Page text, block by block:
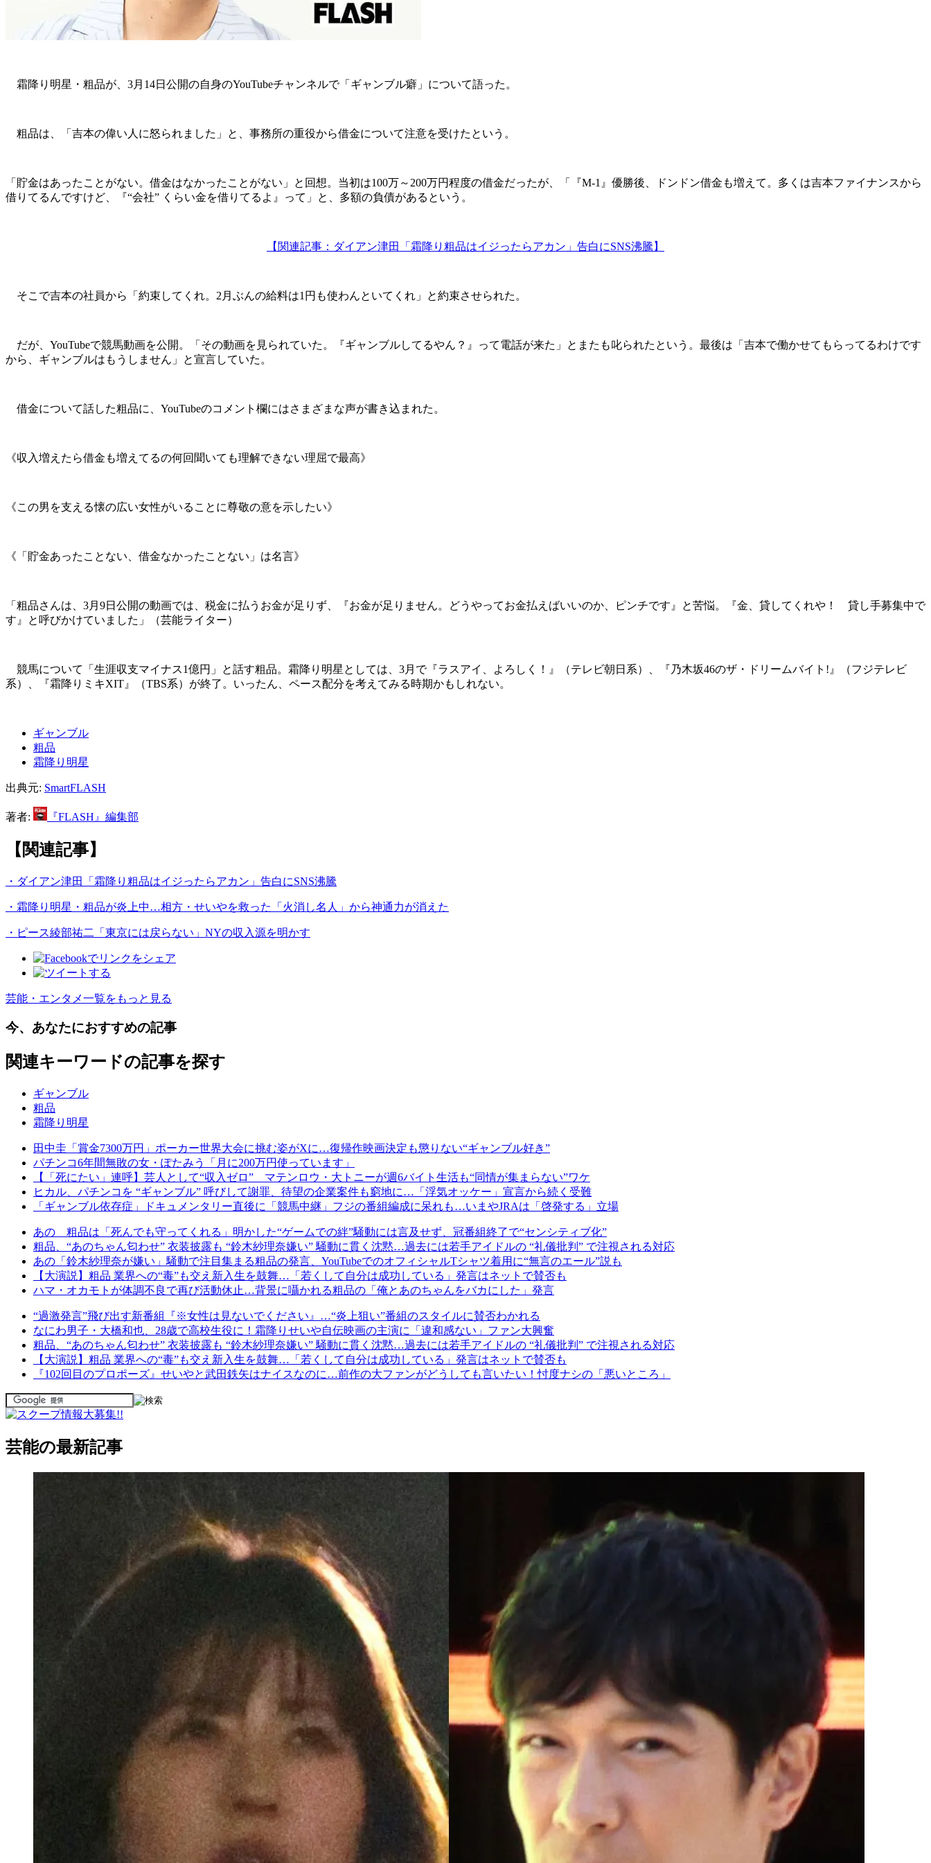
霜降り明星・粗品が、3月14日公開の自身のYouTubeチャンネルで「ギャンブル癖」について語った。
粗品は、「吉本の偉い人に怒られました」と、事務所の重役から借金について注意を受けたという。
「貯金はあったことがない。借金はなかったことがない」と回想。当初は100万～200万円程度の借金だったが、「『M-1』優勝後、ドンドン借金も増えて。多くは吉本ファイナンスから
借りてるんですけど、『“会社” くらい金を借りてるよ』って」と、多額の負債があるという。
【関連記事：ダイアン津田「霜降り粗品はイジったらアカン」告白にSNS沸騰】
そこで吉本の社員から「約束してくれ。2月ぶんの給料は1円も使わんといてくれ」と約束させられた。
だが、YouTubeで競馬動画を公開。「その動画を見られていた。『ギャンブルしてるやん？』って電話が来た」とまたも叱られたという。最後は「吉本で働かせてもらってるわけです
から、ギャンブルはもうしません」と宣言していた。
借金について話した粗品に、YouTubeのコメント欄にはさまざまな声が書き込まれた。
《収入増えたら借金も増えてるの何回聞いても理解できない理屈で最高》
《この男を支える懐の広い女性がいることに尊敬の意を示したい》
《「貯金あったことない、借金なかったことない」は名言》
「粗品さんは、3月9日公開の動画では、税金に払うお金が足りず、『お金が足りません。どうやってお金払えばいいのか、ピンチです』と苦悩。『金、貸してくれや！ 貸し手募集中で
す』と呼びかけていました」（芸能ライター）
競馬について「生涯収支マイナス1億円」と話す粗品。霜降り明星としては、3月で『ラスアイ、よろしく！』（テレビ朝日系）、『乃木坂46のザ・ドリームバイト!』（フジテレビ
系）、『霜降りミキXIT』（TBS系）が終了。いったん、ペース配分を考えてみる時期かもしれない。
ギャンブル
粗品
霜降り明星
出典元: SmartFLASH
著者: 『FLASH』編集部
【関連記事】
・ダイアン津田「霜降り粗品はイジったらアカン」告白にSNS沸騰
・霜降り明星・粗品が炎上中…相方・せいやを救った「火消し名人」から神通力が消えた
・ピース綾部祐二「東京には戻らない」NYの収入源を明かす
芸能・エンタメ一覧をもっと見る
今、あなたにおすすめの記事
関連キーワードの記事を探す
ギャンブル
粗品
霜降り明星
田中圭「賞金7300万円」ポーカー世界大会に挑む姿がXに…復帰作映画決定も懲りない“ギャンブル好き”
パチンコ6年間無敗の女・ぽたみう「月に200万円使っています」
【「死にたい」連呼】芸人として“収入ゼロ” マテンロウ・大トニーが週6バイト生活も“同情が集まらない”ワケ
ヒカル、パチンコを “ギャンブル” 呼びして謝罪、待望の企業案件も窮地に…「浮気オッケー」宣言から続く受難
「ギャンブル依存症」ドキュメンタリー直後に「競馬中継」フジの番組編成に呆れも…いまやJRAは「啓発する」立場
あの 粗品は「死んでも守ってくれる」明かした“ゲームでの絆”騒動には言及せず、冠番組終了で“センシティブ化”
粗品、“あのちゃん匂わせ” 衣装披露も “鈴木紗理奈嫌い” 騒動に貫く沈黙…過去には若手アイドルの “礼儀批判” で注視される対応
あの「鈴木紗理奈が嫌い」騒動で注目集まる粗品の発言、YouTubeでのオフィシャルTシャツ着用に“無言のエール”説も
【大演説】粗品 業界への“毒”も交え新入生を鼓舞…「若くして自分は成功している」発言はネットで賛否も
ハマ・オカモトが体調不良で再び活動休止…背景に囁かれる粗品の「俺とあのちゃんをバカにした」発言
“過激発言”飛び出す新番組『※女性は見ないでください』…“炎上狙い”番組のスタイルに賛否わかれる
なにわ男子・大橋和也、28歳で高校生役に！霜降りせいや自伝映画の主演に「違和感ない」ファン大興奮
粗品、“あのちゃん匂わせ” 衣装披露も “鈴木紗理奈嫌い” 騒動に貫く沈黙…過去には若手アイドルの “礼儀批判” で注視される対応
【大演説】粗品 業界への“毒”も交え新入生を鼓舞…「若くして自分は成功している」発言はネットで賛否も
『102回目のプロポーズ』せいやと武田鉄矢はナイスなのに…前作の大ファンがどうしても言いたい！忖度ナシの「悪いところ」
芸能の最新記事